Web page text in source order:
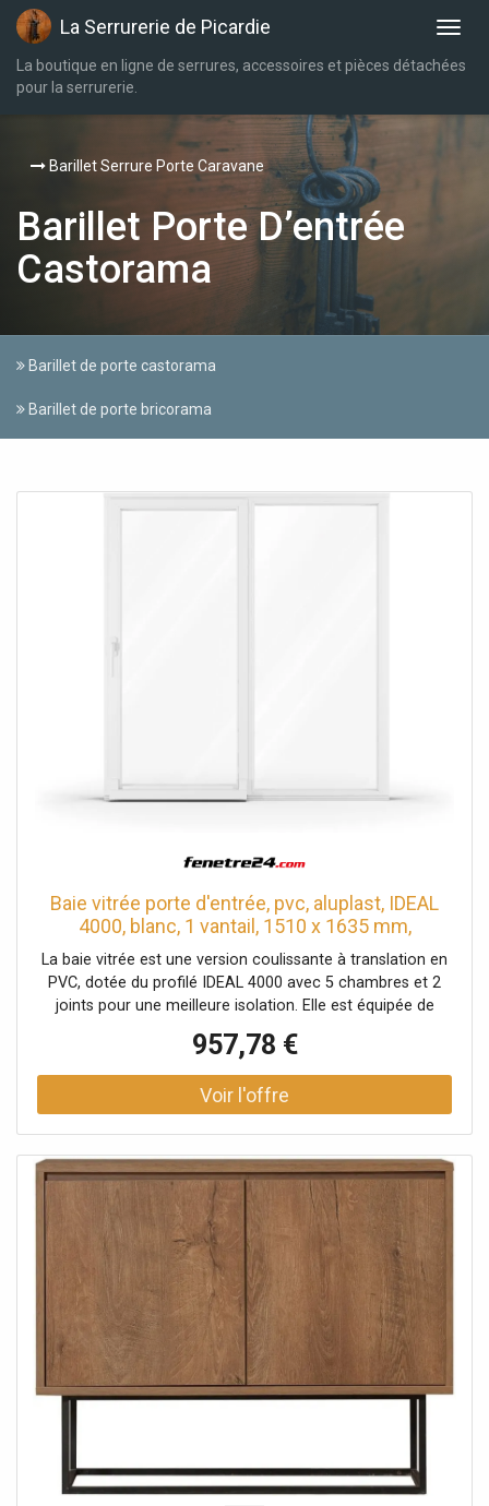
La Serrurerie de Picardie
La boutique en ligne de serrures, accessoires et pièces détachées
pour la serrurerie.
Barillet Serrure Porte Caravane
Barillet Porte D’entrée
Castorama
Barillet de porte castorama
Barillet de porte bricorama
Baie vitrée porte d'entrée, pvc, aluplast, IDEAL
4000, blanc, 1 vantail, 1510 x 1635 mm,
configuration personnalisée
La baie vitrée est une version coulissante à translation en
PVC, dotée du profilé IDEAL 4000 avec 5 chambres et 2
joints pour une meilleure isolation. Elle est équipée de
coulissant parallèle à gauche (PSK). Le vitrage double,
conforme à la norme NF EN 673 avec un coefficient Ug de
1,1, garantit une isolation thermique efficace.
957,78 €